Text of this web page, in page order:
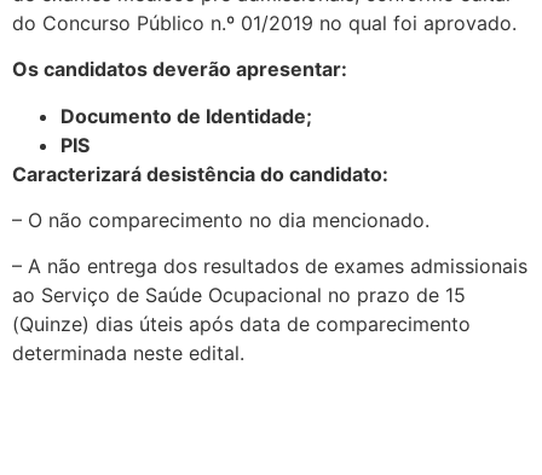
do Concurso Público n.º 01/2019 no qual foi aprovado.
Os candidatos deverão apresentar:
Documento de Identidade;
PIS
Caracterizará desistência do candidato:
– O não comparecimento no dia mencionado.
– A não entrega dos resultados de exames admissionais
ao Serviço de Saúde Ocupacional no prazo de 15
(Quinze) dias úteis após data de comparecimento
determinada neste edital.